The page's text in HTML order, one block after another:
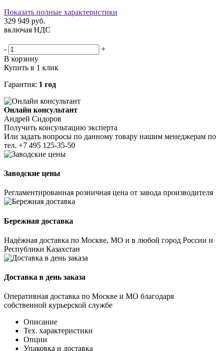
Показать полные характеристики
329 949 руб.
включая НДС
-
+
В корзину
Купить в 1 клик
Гарантия: 1 год
Онлайн консультант
Андрей Сидоров
Получить консультацию эксперта
Или задать вопросы по данному товару нашим менеджерам по
тел. +7 495 125-35-50
Заводские цены
Регламентированная розничная цена от завода производителя
Бережная доставка
Надёжная доставка по Москве, МО и в любой город России и
Республики Казахстан
Доставка в день заказа
Оперативная доставка по Москве и МО благодаря
собственной курьерской службе
Описание
Тех. характеристики
Опции
Упаковка и доставка